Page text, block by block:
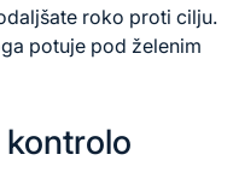
roko proti cilju.
potuje pod želenim
kontrolo